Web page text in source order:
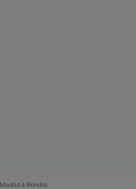
Madrid à Brindisi